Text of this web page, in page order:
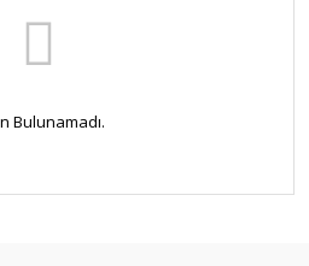
Bulunamadı.